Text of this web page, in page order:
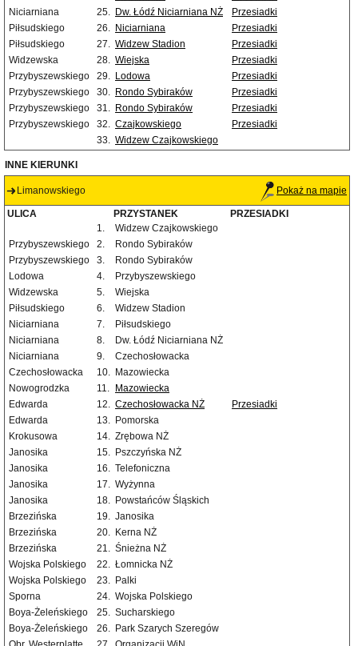
Niciarniana
25. Dw. Łódź Niciarniana NŻ
Przesiadki
Piłsudskiego
26. Niciarniana
Przesiadki
Piłsudskiego
27. Widzew Stadion
Przesiadki
Widzewska
28. Wiejska
Przesiadki
Przybyszewskiego
29. Lodowa
Przesiadki
Przybyszewskiego
30. Rondo Sybiraków
Przesiadki
Przybyszewskiego
31. Rondo Sybiraków
Przesiadki
Przybyszewskiego
32. Czajkowskiego
Przesiadki
33. Widzew Czajkowskiego
INNE KIERUNKI
Limanowskiego Pokaż na mapie
ULICA PRZYSTANEK
PRZESIADKI
1.
Widzew Czajkowskiego
Przybyszewskiego
2.
Rondo Sybiraków
Przybyszewskiego
3.
Rondo Sybiraków
Lodowa
4.
Przybyszewskiego
Widzewska
5.
Wiejska
Piłsudskiego
6.
Widzew Stadion
Niciarniana
7.
Piłsudskiego
Niciarniana
8.
Dw. Łódź Niciarniana NŻ
Niciarniana
9.
Czechosłowacka
Czechosłowacka
10. Mazowiecka
Nowogrodzka
11.
Mazowiecka
Edwarda
12. Czechosłowacka NŻ
Przesiadki
Edwarda
13. Pomorska
Krokusowa
14. Zrębowa NŻ
Janosika
15. Pszczyńska NŻ
Janosika
16. Telefoniczna
Janosika
17. Wyżynna
Janosika
18. Powstańców Śląskich
Brzezińska
19. Janosika
Brzezińska
20. Kerna NŻ
Brzezińska
21. Śnieżna NŻ
Wojska Polskiego
22. Łomnicka NŻ
Wojska Polskiego
23. Palki
Sporna
24. Wojska Polskiego
Boya-Żeleńskiego
25. Sucharskiego
Boya-Żeleńskiego
26. Park Szarych Szeregów